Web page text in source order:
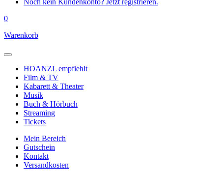
Noch kein Kundenkonto? Jetzt registrieren.
0
Warenkorb
HOANZL empfiehlt
Film & TV
Kabarett & Theater
Musik
Buch & Hörbuch
Streaming
Tickets
Mein Bereich
Gutschein
Kontakt
Versandkosten